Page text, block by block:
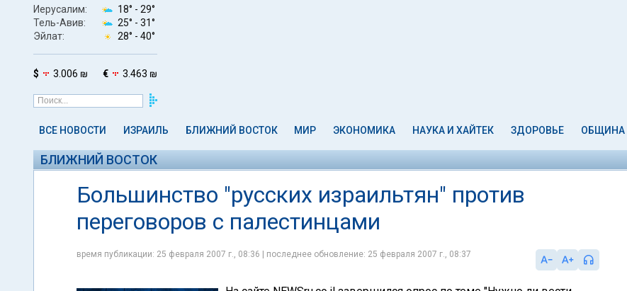
Иерусалим: 18° - 29°
Тель-Авив:
25° - 31°
Эйлат:
28° - 40°
$ 3.006 ₪ € 3.463 ₪
ВСЕ НОВОСТИ ИЗРАИЛЬ БЛИЖНИЙ ВОСТОК МИР ЭКОНОМИКА НАУКА И ХАЙТЕК ЗДОРОВЬЕ ОБЩИНА
БЛИЖНИЙ ВОСТОК
Большинство "русских израильтян" против
переговоров с палестинцами
время публикации: 25 февраля 2007 г., 08:36 | последнее обновление: 25 февраля 2007 г., 08:37